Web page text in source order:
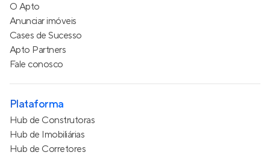
O Apto
Anunciar imóveis
Cases de Sucesso
Apto Partners
Fale conosco
Plataforma
Hub de Construtoras
Hub de Imobiliárias
Hub de Corretores